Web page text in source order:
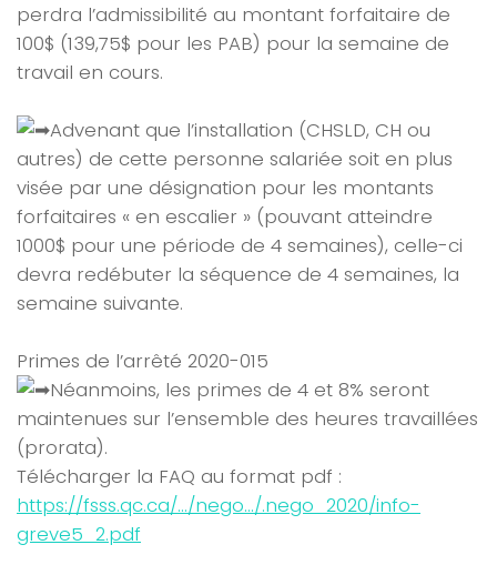
perdra l’admissibilité au montant forfaitaire de
100$ (139,75$ pour les PAB) pour la semaine de
travail en cours.
Advenant que l’installation (CHSLD, CH ou
autres) de cette personne salariée soit en plus
visée par une désignation pour les montants
forfaitaires « en escalier » (pouvant atteindre
1000$ pour une période de 4 semaines), celle-ci
devra redébuter la séquence de 4 semaines, la
semaine suivante.
Primes de l’arrêté 2020-015
Néanmoins, les primes de 4 et 8% seront
maintenues sur l’ensemble des heures travaillées
(prorata).
Télécharger la FAQ au format pdf :
https://fsss.qc.ca/…/nego…/.nego_2020/info-
greve5_2.pdf